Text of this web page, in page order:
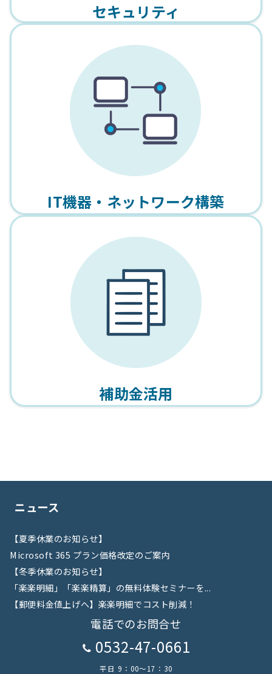
セキュリティ
IT機器・ネットワーク構築
補助金活用
ニュース
【夏季休業のお知らせ】
Microsoft 365 プラン価格改定のご案内
【冬季休業のお知らせ】
「楽楽明細」「楽楽精算」の無料体験セミナーを...
【郵便料金値上げへ】楽楽明細でコスト削減！
電話でのお問合せ
0532-47-0661
平日 9：00～17：30